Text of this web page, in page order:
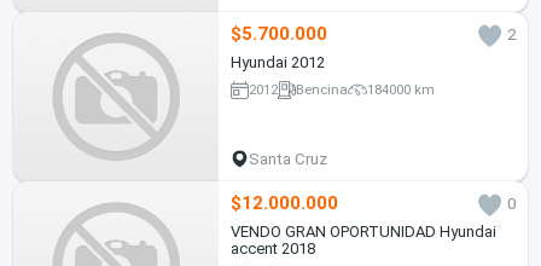
$5.700.000
2
Hyundai 2012
2012 Bencina 184000 km
Santa Cruz
$12.000.000
0
VENDO GRAN OPORTUNIDAD Hyundai
accent 2018